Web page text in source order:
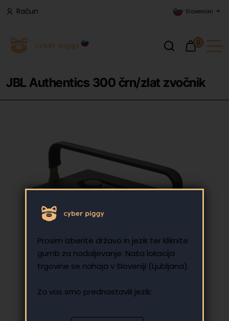
Prosim izberite državo in jezik ter kliknite
gumb za nadaljevanje. Naša lokacija
trgovine se nahaja v Sloveniji (Ljubljana).
Za vas smo prednastavili jezik:
Račun Slovenian
0
JBL Authentics 300 črn/zlat zvočnik